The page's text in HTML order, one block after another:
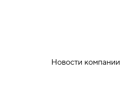
Новости компании